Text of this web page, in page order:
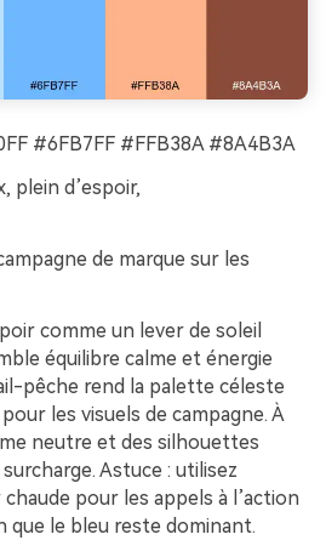
#6FB7FF #FFB38A #8A4B3A
plein d’espoir,
de marque sur les
comme un lever de soleil
équilibre calme et énergie
pêche rend la palette céleste
les visuels de campagne. À
neutre et des silhouettes
Astuce : utilisez
pour les appels à l’action
le bleu reste dominant.